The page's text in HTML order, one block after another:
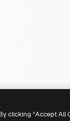
clicking “Accept All